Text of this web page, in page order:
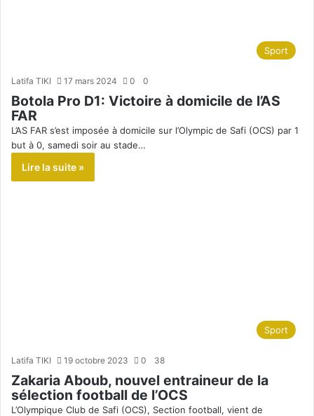
Sport
Latifa TIKI 17 mars 2024 0 0
Botola Pro D1: Victoire à domicile de l’AS
FAR
L’AS FAR s’est imposée à domicile sur l’Olympic de Safi (OCS) par 1
but à 0, samedi soir au stade…
Lire la suite »
Sport
Latifa TIKI 19 octobre 2023 0 38
Zakaria Aboub, nouvel entraineur de la
sélection football de l’OCS
L’Olympique Club de Safi (OCS), Section football, vient de